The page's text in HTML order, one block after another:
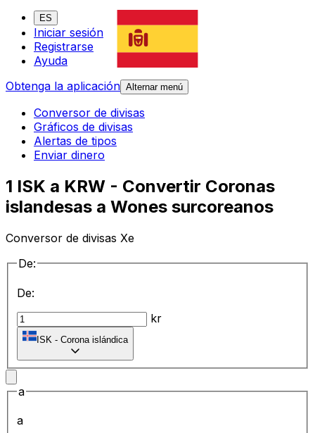
ES
Iniciar sesión
Registrarse
Ayuda
Obtenga la aplicación Alternar menú
Conversor de divisas
Gráficos de divisas
Alertas de tipos
Enviar dinero
1 ISK a KRW - Convertir Coronas
islandesas a Wones surcoreanos
Conversor de divisas Xe
De:
De:
kr
ISK - Corona islándica
a
a